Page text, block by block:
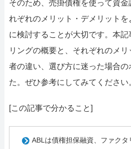
そのため、売掛債権を使って資
れぞれのメリット・デメリット
に検討することが大切です。本
リングの概要と、それぞれのメ
者の違い、選び方に迷った場合
た。ぜひ参考にしてみてください
[この記事で分かること]
ABLは債権担保融資、ファクタ